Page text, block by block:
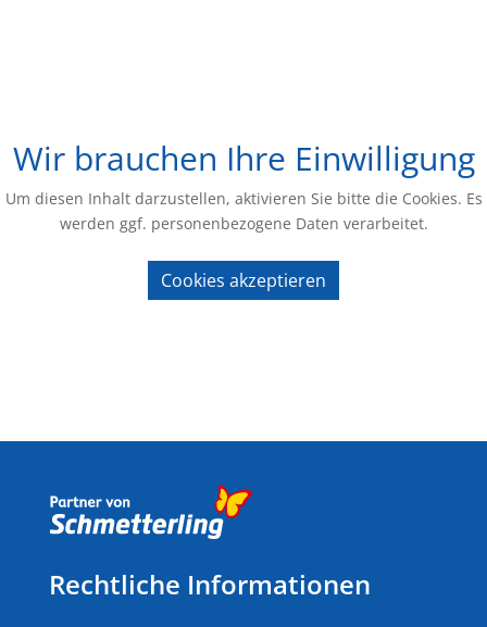
Wir brauchen Ihre Einwilligung
Um diesen Inhalt darzustellen, aktivieren Sie bitte die Cookies. Es
werden ggf. personenbezogene Daten verarbeitet.
Cookies akzeptieren
Rechtliche Informationen